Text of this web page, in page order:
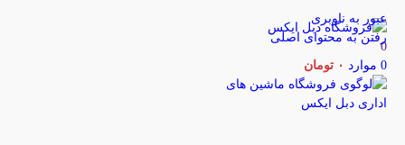
عبور به ناوبری
رفتن به محتوای اصلی
0
0 موارد ۰ تومان